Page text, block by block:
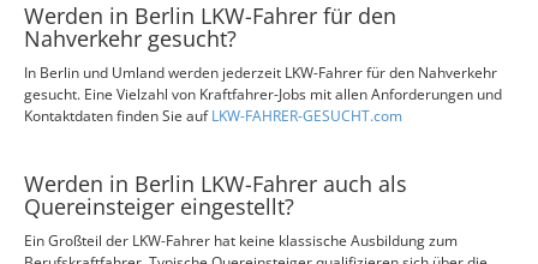
Werden in Berlin LKW-Fahrer für den
Nahverkehr gesucht?
In Berlin und Umland werden jederzeit LKW-Fahrer für den Nahverkehr
gesucht. Eine Vielzahl von Kraftfahrer-Jobs mit allen Anforderungen und
Kontaktdaten finden Sie aufLKW-FAHRER-GESUCHT.com
Werden in Berlin LKW-Fahrer auch als
Quereinsteiger eingestellt?
Ein Großteil der LKW-Fahrer hat keine klassische Ausbildung zum